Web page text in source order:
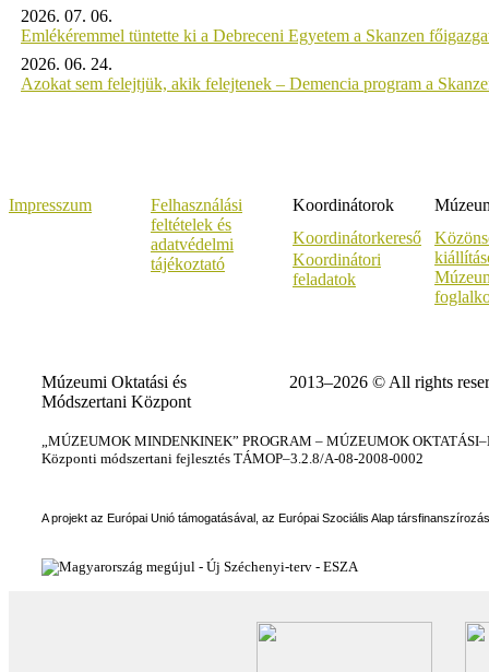
2026. 07. 06.
Emlékéremmel tüntette ki a Debreceni Egyetem a Skanzen
2026. 06. 24.
Azokat sem felejtjük, akik felejtenek – Demencia program a
Impresszum
Felhasználási
feltételek és
adatvédelmi
tájékoztató
Koordinátorok
Koordinátorkereső
Koordinátori
feladatok
Múzeumi Oktatási és
Módszertani Központ
2013–2026 © All rights
„MÚZEUMOK MINDENKINEK” PROGRAM – MÚZEUMOK
Központi módszertani fejlesztés TÁMOP–3.2.8/A-08-2008-0002
A projekt az Európai Unió támogatásával, az Európai Szociális Alap